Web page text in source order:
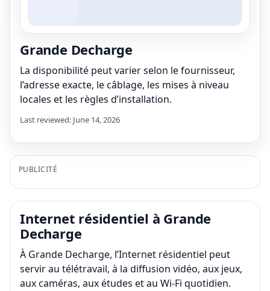
Grande Decharge
La disponibilité peut varier selon le fournisseur,
l’adresse exacte, le câblage, les mises à niveau
locales et les règles d’installation.
Last reviewed: June 14, 2026
PUBLICITÉ
Internet résidentiel à Grande
Decharge
À Grande Decharge, l’Internet résidentiel peut
servir au télétravail, à la diffusion vidéo, aux jeux,
aux caméras, aux études et au Wi-Fi quotidien.